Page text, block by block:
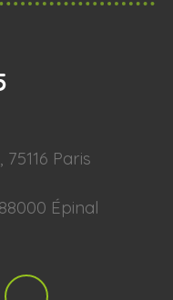
Paris
Épinal